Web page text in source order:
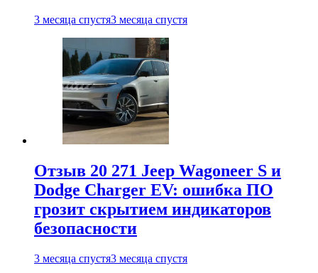
3 месяца спустя3 месяца спустя
Отзыв 20 271 Jeep Wagoneer S и
Dodge Charger EV: ошибка ПО
грозит скрытием индикаторов
безопасности
3 месяца спустя3 месяца спустя